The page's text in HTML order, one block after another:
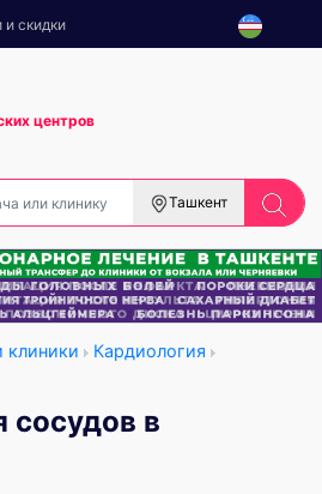
и скидки
центров
Ташкент
клиники
Кардиология
сосудов в